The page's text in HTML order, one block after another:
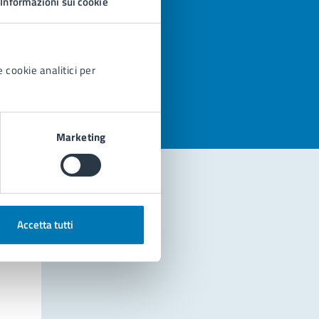
cookie analitici per
Marketing
Accetta tutti